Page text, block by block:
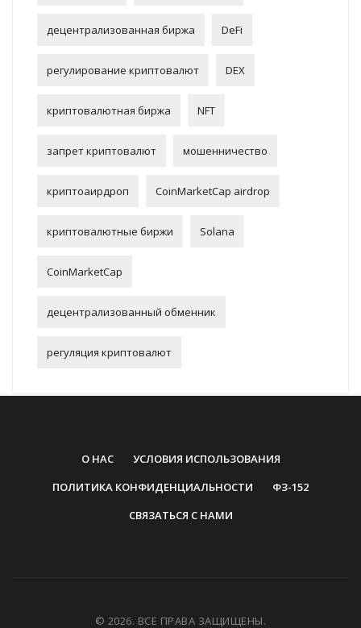
децентрализованная биржа DeFi
регулирование криптовалют DEX
криптовалютная биржа NFT
запрет криптовалют мошенничество
криптоаирдроп CoinMarketCap airdrop
криптовалютные биржи Solana
CoinMarketCap
децентрализованный обменник
регуляция криптовалют
О НАС
УСЛОВИЯ ИСПОЛЬЗОВАНИЯ
ПОЛИТИКА КОНФИДЕНЦИАЛЬНОСТИ
ФЗ-152
СВЯЗАТЬСЯ С НАМИ
© 2026. ВСЕ ПРАВА ЗАЩИЩЕНЫ.